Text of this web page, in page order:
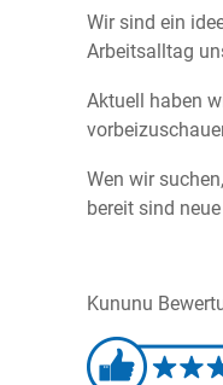
Wir sind ein
Arbeitsalltag
Aktuell haben
Wen wir
bereit sind
Kununu